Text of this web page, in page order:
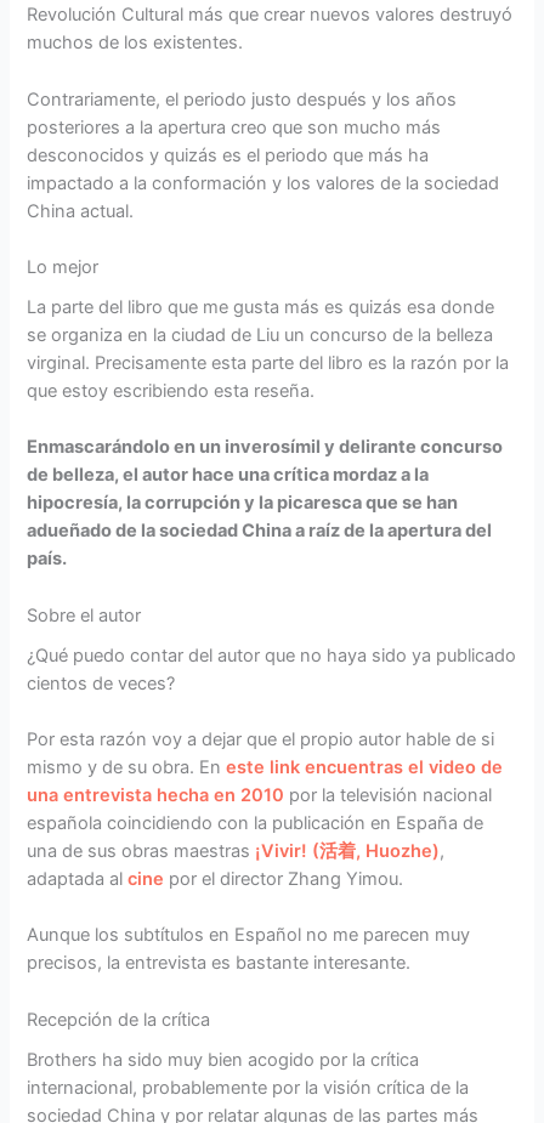
Revolución Cultural más que crear nuevos valores destruyó
muchos de los existentes.
Contrariamente, el periodo justo después y los años
posteriores a la apertura creo que son mucho más
desconocidos y quizás es el periodo que más ha
impactado a la conformación y los valores de la sociedad
China actual.
Lo mejor
La parte del libro que me gusta más es quizás esa donde
se organiza en la ciudad de Liu un concurso de la belleza
virginal. Precisamente esta parte del libro es la razón por la
que estoy escribiendo esta reseña.
Enmascarándolo en un inverosímil y delirante concurso
de belleza, el autor hace una crítica mordaz a la
hipocresía, la corrupción y la picaresca que se han
adueñado de la sociedad China a raíz de la apertura del
país.
Sobre el autor
¿Qué puedo contar del autor que no haya sido ya publicado
cientos de veces?
Por esta razón voy a dejar que el propio autor hable de si
mismo y de su obra. Eneste link encuentras el video de
una entrevista hecha en 2010 por la televisión nacional
española coincidiendo con la publicación en España de
una de sus obras maestras ¡Vivir! (活着, Huozhe),
adaptada alcine por el director Zhang Yimou.
Aunque los subtítulos en Español no me parecen muy
precisos, la entrevista es bastante interesante.
Recepción de la crítica
Brothers ha sido muy bien acogido por la crítica
internacional, probablemente por la visión crítica de la
sociedad China y por relatar algunas de las partes más